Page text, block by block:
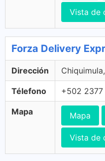
Vista de
Forza Delivery
Dirección
Télefono +502
Mapa Mapa
Vista de